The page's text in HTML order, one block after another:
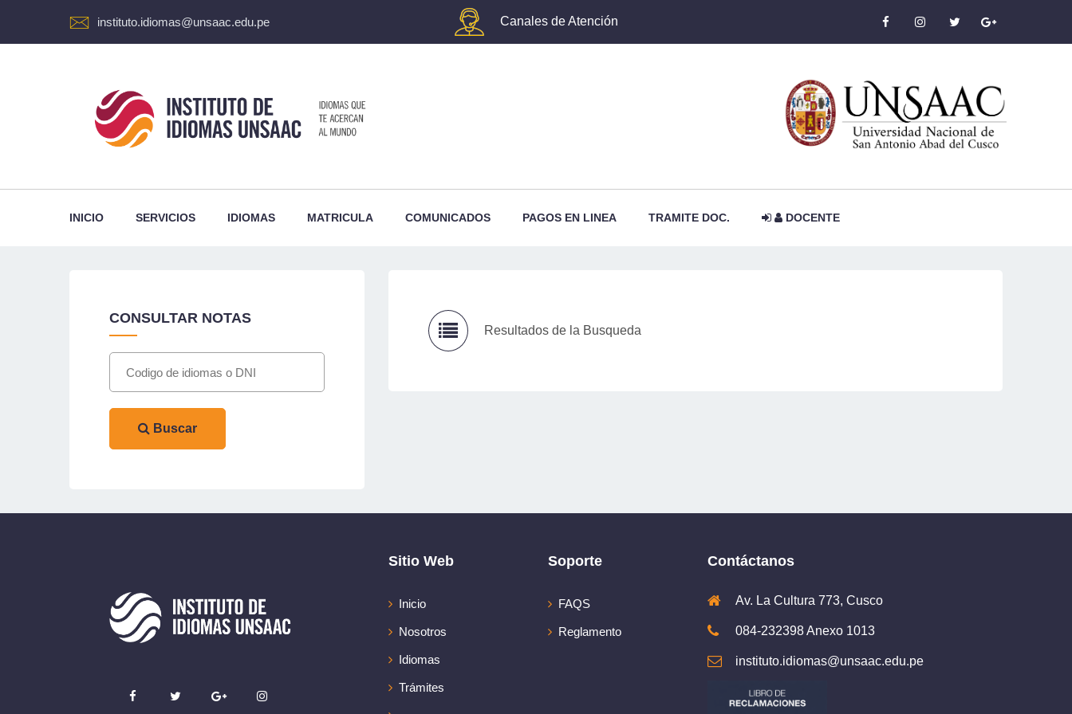
instituto.idiomas@unsaac.edu.pe Canales de Atención
INICIO SERVICIOS IDIOMAS MATRICULA COMUNICADOS PAGOS EN LINEA TRAMITE DOC. DOCENTE
CONSULTAR NOTAS
Buscar
Resultados de la Busqueda
Sitio Web
Inicio
Nosotros
Idiomas
Trámites
Soporte
FAQS
Reglamento
Contáctanos
Av. La Cultura 773, Cusco
084-232398 Anexo 1013
instituto.idiomas@unsaac.edu.pe